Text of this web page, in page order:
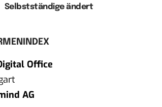
Selbstständige ändert
Office
AG